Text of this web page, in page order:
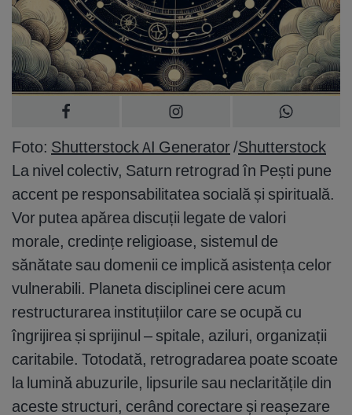
Foto: Shutterstock AI Generator/Shutterstock
La nivel colectiv, Saturn retrograd în Pești pune
accent pe responsabilitatea socială și spirituală.
Vor putea apărea discuții legate de valori
morale, credințe religioase, sistemul de
sănătate sau domenii ce implică asistența celor
vulnerabili. Planeta disciplinei cere acum
restructurarea instituțiilor care se ocupă cu
îngrijirea și sprijinul – spitale, aziluri, organizații
caritabile. Totodată, retrogradarea poate scoate
la lumină abuzurile, lipsurile sau neclaritățile din
aceste structuri, cerând corectare și reașezare